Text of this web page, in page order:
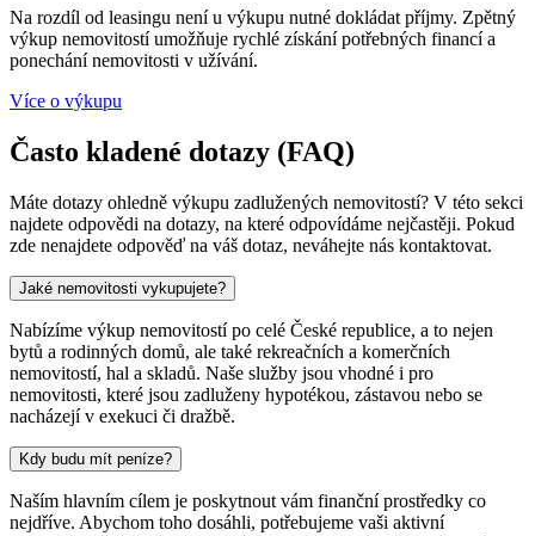
Na rozdíl od leasingu není u výkupu nutné dokládat příjmy. Zpětný
výkup nemovitostí umožňuje rychlé získání potřebných financí a
ponechání nemovitosti v užívání.
Více o výkupu
Často kladené dotazy (FAQ)
Máte dotazy ohledně výkupu zadlužených nemovitostí? V této sekci
najdete odpovědi na dotazy, na které odpovídáme nejčastěji. Pokud
zde nenajdete odpověď na váš dotaz, neváhejte nás kontaktovat.
Jaké nemovitosti vykupujete?
Nabízíme výkup nemovitostí po celé České republice, a to nejen
bytů a rodinných domů, ale také rekreačních a komerčních
nemovitostí, hal a skladů. Naše služby jsou vhodné i pro
nemovitosti, které jsou zadluženy hypotékou, zástavou nebo se
nacházejí v exekuci či dražbě.
Kdy budu mít peníze?
Naším hlavním cílem je poskytnout vám finanční prostředky co
nejdříve. Abychom toho dosáhli, potřebujeme vaši aktivní